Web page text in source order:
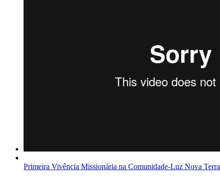
Primeira Vivência Missionária na Comunidade-Luz Nova Terra